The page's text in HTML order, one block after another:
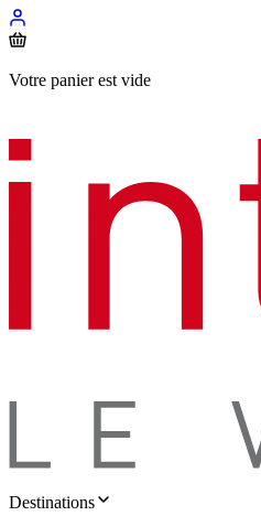
Votre panier est vide
Destinations